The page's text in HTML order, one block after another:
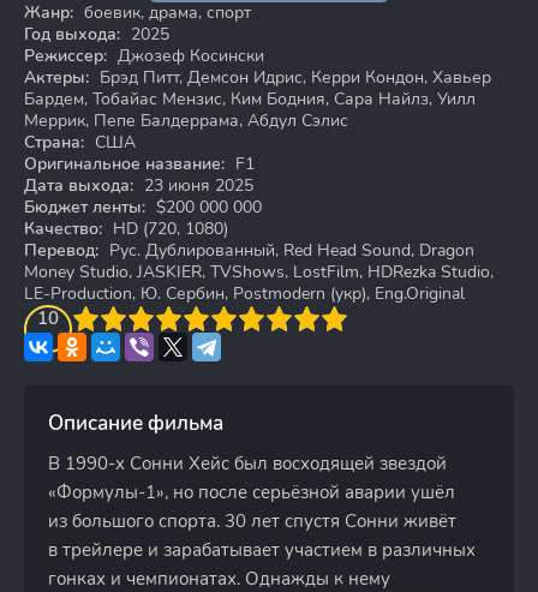
Жанр: боевик, драма, спорт
Год выхода: 2025
Режиссер: Джозеф Косински
Актеры: Брэд Питт, Демсон Идрис, Керри Кондон, Хавьер
Бардем, Тобайас Мензис, Ким Бодния, Сара Найлз, Уилл
Меррик, Пепе Балдеррама, Абдул Сэлис
Страна: США
Оригинальное название: F1
Дата выхода: 23 июня 2025
Бюджет ленты: $200 000 000
Качество: HD (720, 1080)
Перевод: Рус. Дублированный, Red Head Sound, Dragon
Money Studio, JASKIER, TVShows, LostFilm, HDRezka Studio,
LE-Production, Ю. Сербин, Postmodern (укр), Eng.Original
10
4 5 6 7 8 9 10
Описание фильма
В 1990-х Сонни Хейс был восходящей звездой
«Формулы-1», но после серьёзной аварии ушёл
из большого спорта. 30 лет спустя Сонни живёт
в трейлере и зарабатывает участием в различных
гонках и чемпионатах. Однажды к нему